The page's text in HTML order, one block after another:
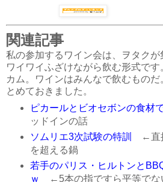
関連記事
私の参加するワイン会は、ヲタクが
ワイワイふざけながら飲む形式で
カム。ワインはみんなで飲むものだ
とめておきました。
ピカールとビオセボンの食材
ッドインの話
ソムリエ3次試験の特訓
←直
を超える鍋
若手のパリス・ヒルトンと
ｗ
←5本の指ですら平等でな